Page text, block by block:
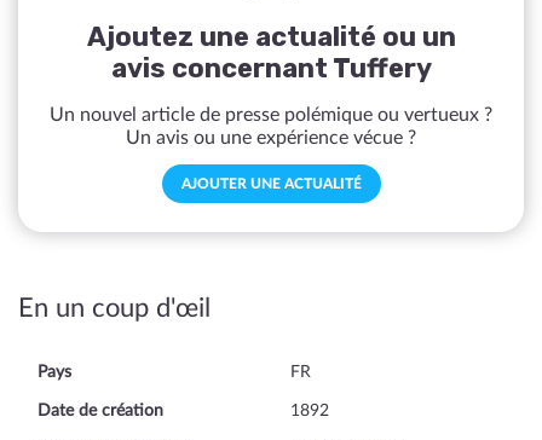
Ajoutez une actualité ou un
avis concernant Tuffery
Un nouvel article de presse polémique ou vertueux ?
Un avis ou une expérience vécue ?
AJOUTER UNE ACTUALITÉ
En un coup d'œil
Pays FR
Date de création 1892